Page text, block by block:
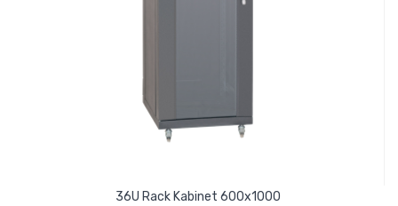
36U Rack Kabinet 600x1000